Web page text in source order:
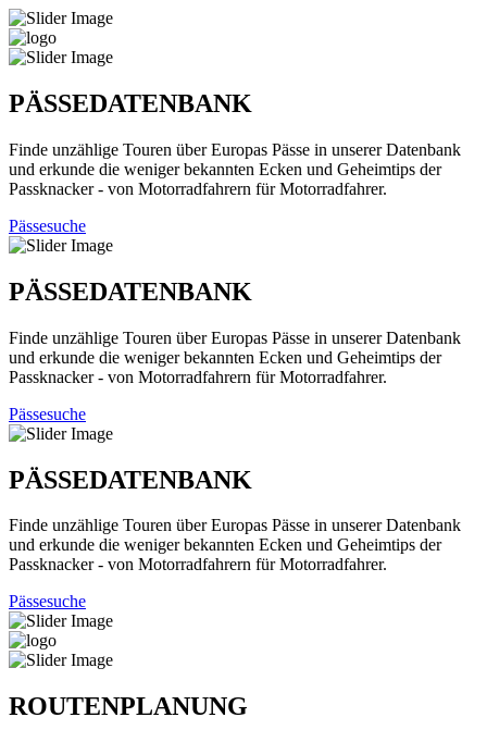
PÄSSEDATENBANK
Finde unzählige Touren über Europas Pässe in unserer Datenbank
und erkunde die weniger bekannten Ecken und Geheimtips der
Passknacker - von Motorradfahrern für Motorradfahrer.
Pässesuche
PÄSSEDATENBANK
Finde unzählige Touren über Europas Pässe in unserer Datenbank
und erkunde die weniger bekannten Ecken und Geheimtips der
Passknacker - von Motorradfahrern für Motorradfahrer.
Pässesuche
PÄSSEDATENBANK
Finde unzählige Touren über Europas Pässe in unserer Datenbank
und erkunde die weniger bekannten Ecken und Geheimtips der
Passknacker - von Motorradfahrern für Motorradfahrer.
Pässesuche
ROUTENPLANUNG